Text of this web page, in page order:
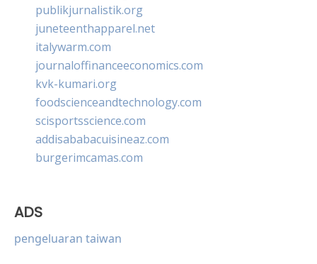
publikjurnalistik.org
juneteenthapparel.net
italywarm.com
journaloffinanceeconomics.com
kvk-kumari.org
foodscienceandtechnology.com
scisportsscience.com
addisababacuisineaz.com
burgerimcamas.com
ADS
pengeluaran taiwan